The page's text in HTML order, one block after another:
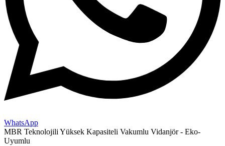
WhatsApp
MBR Teknolojili Yüksek Kapasiteli Vakumlu Vidanjör - Eko-
Uyumlu